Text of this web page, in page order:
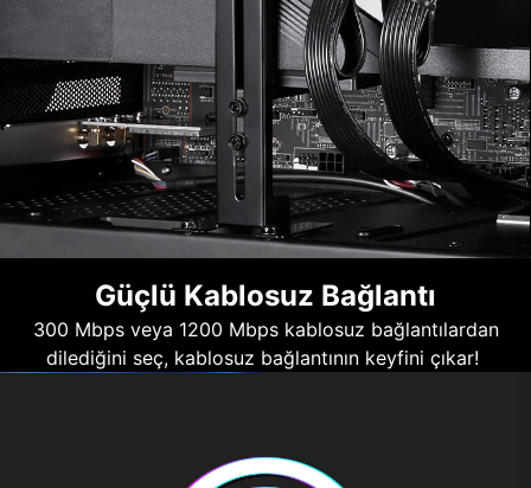
Güçlü Kablosuz Bağlantı
300 Mbps veya 1200 Mbps kablosuz bağlantılardan
dilediğini seç, kablosuz bağlantının keyfini çıkar!